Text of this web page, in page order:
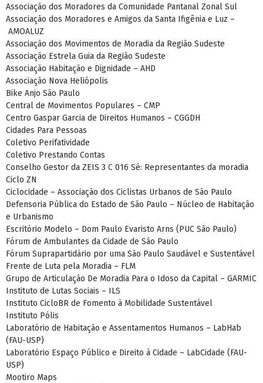
Associação dos Moradores da Comunidade Pantanal Zonal Sul
Associação dos Moradores e Amigos da Santa Ifigênia e Luz –
AMOALUZ
Associação dos Movimentos de Moradia da Região Sudeste
Associação Estrela Guia da Região Sudeste
Associação Habitação e Dignidade – AHD
Associação Nova Heliópolis
Bike Anjo São Paulo
Central de Movimentos Populares – CMP
Centro Gaspar Garcia de Direitos Humanos – CGGDH
Cidades Para Pessoas
Coletivo Perifatividade
Coletivo Prestando Contas
Conselho Gestor da ZEIS 3 C 016 Sé: Representantes da moradia
Ciclo ZN
Ciclocidade – Associação dos Ciclistas Urbanos de São Paulo
Defensoria Pública do Estado de São Paulo – Núcleo de Habitação
e Urbanismo
Escritório Modelo – Dom Paulo Evaristo Arns (PUC São Paulo)
Fórum de Ambulantes da Cidade de São Paulo
Fórum Suprapartidário por uma São Paulo Saudável e Sustentável
Frente de Luta pela Moradia – FLM
Grupo de Articulação De Moradia Para o Idoso da Capital – GARMIC
Instituto de Lutas Sociais – ILS
Instituto CicloBR de Fomento à Mobilidade Sustentável
Instituto Pólis
Laboratório de Habitação e Assentamentos Humanos – LabHab
(FAU-USP)
Laboratório Espaço Público e Direito à Cidade – LabCidade (FAU-
USP)
Mootiro Maps